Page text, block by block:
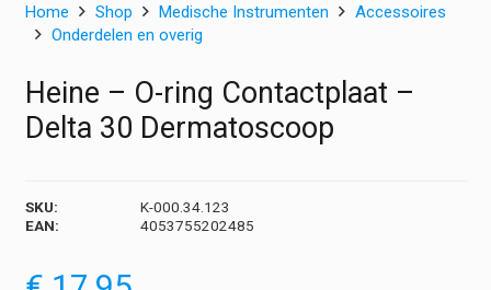
Home Shop Medische Instrumenten
Accessoires
Onderdelen en overig
Heine – O-ring Contactplaat –
Delta 30 Dermatoscoop
SKU:
K-000.34.123
EAN:
4053755202485